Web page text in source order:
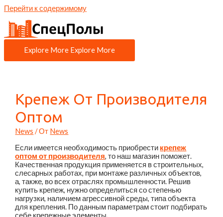
Перейти к содержимому
Explore More Explore More
Крепеж От Производителя
Оптом
News / От News
Если имеется необходимость приобрести крепеж
оптом от производителя, то наш магазин поможет.
Качественная продукция применяется в строительных,
слесарных работах, при монтаже различных объектов,
а, также, во всех отраслях промышленности. Решив
купить крепеж, нужно определиться со степенью
нагрузки, наличием агрессивной среды, типа объекта
для крепления. По данным параметрам стоит подбирать